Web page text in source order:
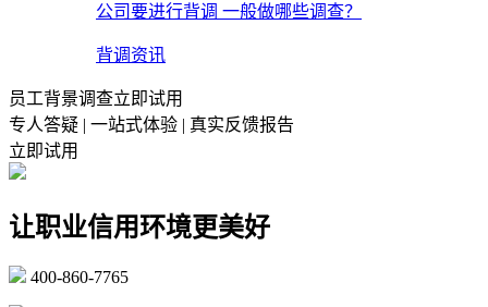
公司要进行背调 一般做哪些调查？
背调资讯
员工背景调查立即试用
专人答疑 | 一站式体验 | 真实反馈报告
立即试用
让职业信用环境更美好
400-860-7765